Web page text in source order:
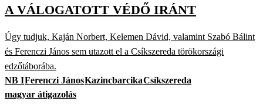
A VÁLOGATOTT VÉDŐ IRÁNT
Úgy tudjuk, Kaján Norbert, Kelemen Dávid, valamint Szabó Bálint
és Ferenczi János sem utazott el a Csíkszereda törökországi
edzőtáborába.
NB IFerenczi JánosKazincbarcikaCsíkszereda
magyar átigazolás